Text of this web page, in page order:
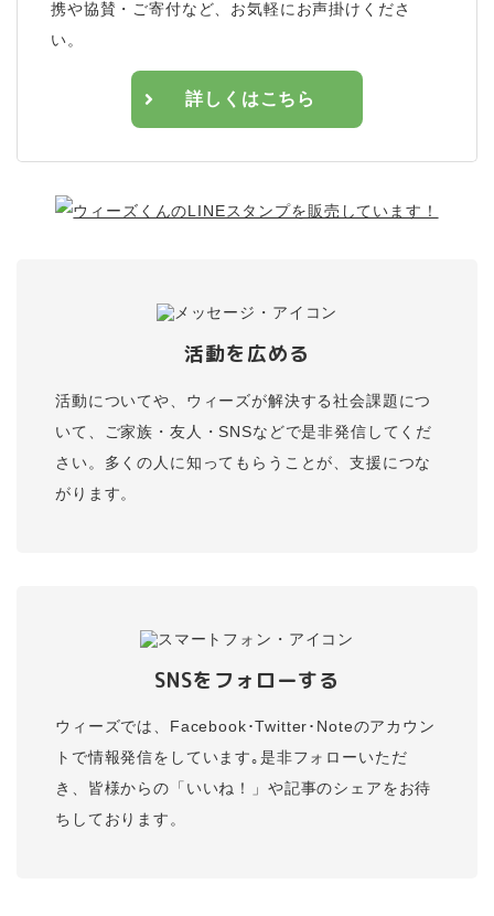
携や協賛・ご寄付など、お気軽にお声掛けくださ
い。
詳しくはこちら
活動を広める
活動についてや、ウィーズが解決する社会課題につ
いて、ご家族・友人・SNSなどで是非発信してくだ
さい。多くの人に知ってもらうことが、支援につな
がります。
SNSをフォローする
ウィーズでは、Facebook･Twitter･Noteのアカウン
トで情報発信をしています｡是非フォローいただ
き、皆様からの「いいね！」や記事のシェアをお待
ちしております。